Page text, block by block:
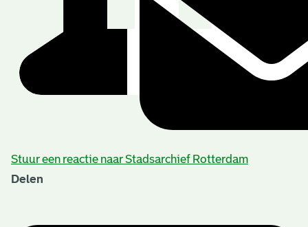
Stuur een reactie naar Stadsarchief Rotterdam
Delen